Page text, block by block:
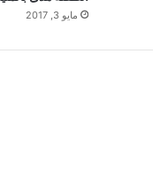
مايو 3, 2017